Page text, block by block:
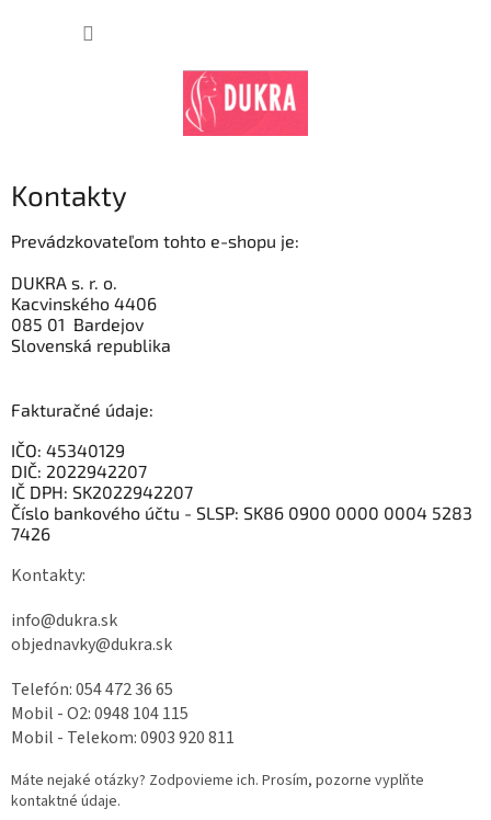
Kontakty
Prevádzkovateľom tohto e-shopu je:
DUKRA s. r. o.
Kacvinského 4406
085 01 Bardejov
Slovenská republika
Fakturačné údaje:
IČO: 45340129
DIČ: 2022942207
IČ DPH: SK2022942207
Číslo bankového účtu - SLSP: SK86 0900 0000 0004 5283
7426
Kontakty:
info@dukra.sk
objednavky@dukra.sk
Telefón:054 472 36 65
Mobil - O2:0948 104 115
Mobil - Telekom:0903 920 811
Máte nejaké otázky? Zodpovieme ich. Prosím, pozorne vyplňte
kontaktné údaje.